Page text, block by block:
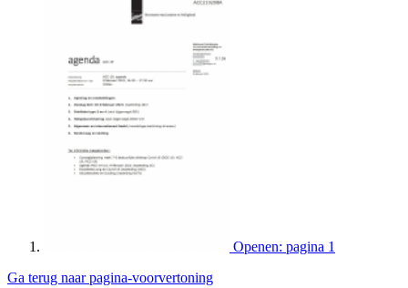
Openen: pagina 1
Ga terug naar pagina-voorvertoning